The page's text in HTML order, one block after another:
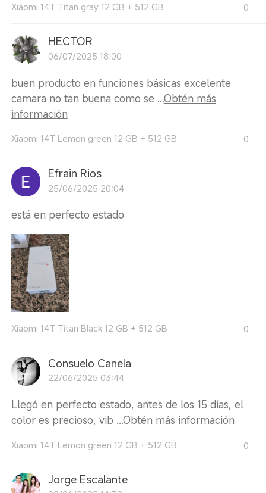
Xiaomi 14T Titan gray 12 GB + 512 GB 0
HECTOR
06/07/2025 18:00
buen producto en funciones básicas excelente
camara no tan buena como se ...Obtén más
información
Xiaomi 14T Lemon green 12 GB + 512 GB 0
Efrain Rios
25/06/2025 20:04
está en perfecto estado
Xiaomi 14T Titan Black 12 GB + 512 GB 0
Consuelo Canela
22/06/2025 03:44
Llegó en perfecto estado, antes de los 15 días, el
color es precioso, vib ...Obtén más información
Xiaomi 14T Lemon green 12 GB + 512 GB 0
Jorge Escalante